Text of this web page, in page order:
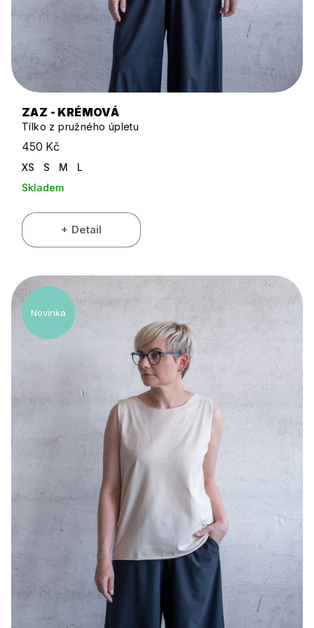
ZAZ - KRÉMOVÁ
Tílko z pružného úpletu
450 Kč
XS S M
L
Skladem
Detail
Novinka